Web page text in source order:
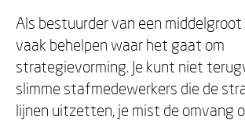
Als bestuurder van een
vaak behelpen waar het gaat om
strategievorming. Je kunt niet
slimme stafmedewerkers die de
lijnen uitzetten, je mist de omvang